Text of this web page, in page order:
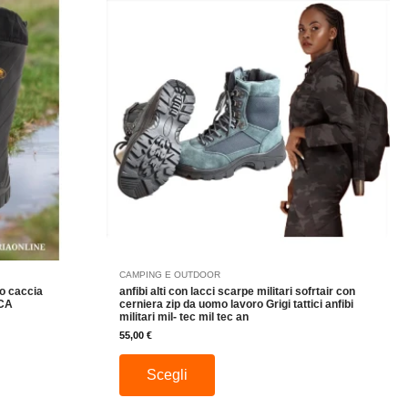
caccia
CAMPING E OUTDOOR
anfibi alti con lacci scarpe militari sofrtair con
cerniera zip da uomo lavoro Grigi tattici anfibi
militari mil- tec mil tec an
55,00€
Scegli
Le
opzioni
possono
essere
scelte
nella